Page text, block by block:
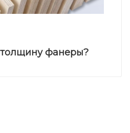
фанеры?